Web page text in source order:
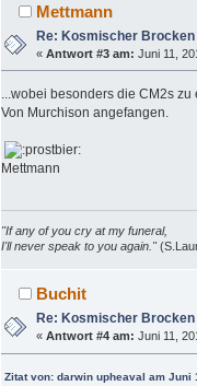
Mettmann
Re: Kosmischer
«Antwort #3 am: Juni 11,
...wobei besonders die CM2s zu
Von Murchison angefangen.
Mettmann
"If any of you cry at my funeral,
I'll never speak to you again."
Buchit
Re: Kosmischer
«Antwort #4 am: Juni 11,
Zitat von: darwin upheaval am Juni